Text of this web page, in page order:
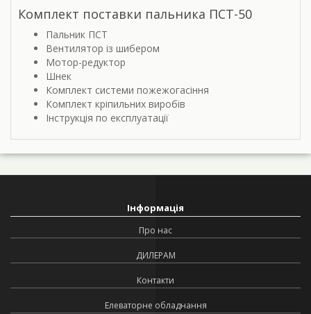
Комплект поставки пальника ПСТ-50
Пальник ПСТ
Вентилятор із шибером
Мотор-редуктор
Шнек
Комплект системи пожежогасіння
Комплект кріпильних виробів
Інструкція по експлуатації
Інформація
Про нас
ДИЛЕРАМ
Контакти
Елеваторне обладнання